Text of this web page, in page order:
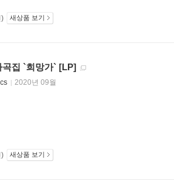
) 새상품 보기
곡집 `희망가` [LP]
2020년 09월
) 새상품 보기